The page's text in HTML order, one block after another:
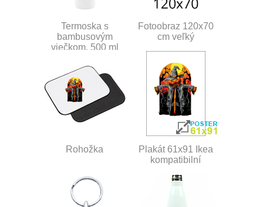
Termoska s
bambusovým
viečkom, 500 ml
Fotoobraz 120x70
cm veľký
Rohožka
Plakát 61x91 Ikea
kompatibilní